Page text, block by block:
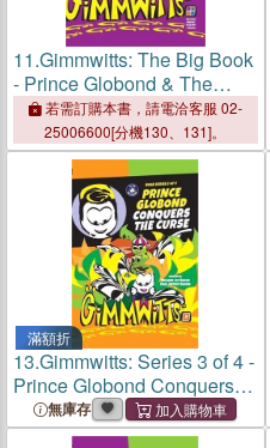
11.Gimmwitts: The Big Book
- Prince Globond & The
Flying Jewels
(HARDCOVER MODERN
version)
若需訂購本書，請電洽客服 02-
25006600[分機130、131]。
滿額折
13.Gimmwitts: Series 3 of 4 -
Prince Globond Conquers
The Curse (PAPERBACK-
MODERN version)
無庫存